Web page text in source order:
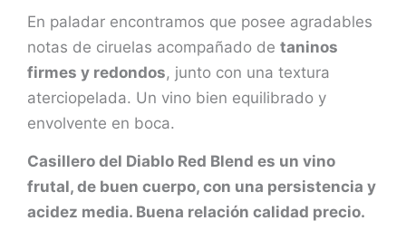
En paladar encontramos que posee agradables
notas de ciruelas acompañado de taninos
firmes y redondos, junto con una textura
aterciopelada. Un vino bien equilibrado y
envolvente en boca.
Casillero del Diablo Red Blend es un vino
frutal, de buen cuerpo, con una persistencia y
acidez media. Buena relación calidad precio.